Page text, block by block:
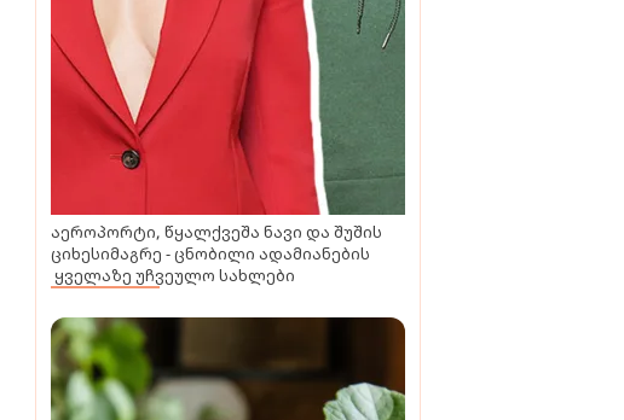
აეროპორტი, წყალქვეშა ნავი და შუშის
ციხესიმაგრე - ცნობილი ადამიანების
ყველაზე უჩვეულო სახლები